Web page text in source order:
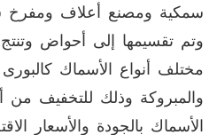
سمكية ومصنع أعلاف ومفرخ
وتم تقسيمها إلى أحواض
مختلف أنواع الأسماك
والمبروكة وذلك للتخفيف من
الأسماك بالجودة والأسعار